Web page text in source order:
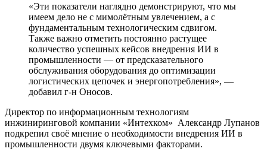
«Эти показатели наглядно демонстрируют, что мы
имеем дело не с мимолётным увлечением, а с
фундаментальным технологическим сдвигом.
Также важно отметить постоянно растущее
количество успешных кейсов внедрения ИИ в
промышленности — от предсказательного
обслуживания оборудования до оптимизации
логистических цепочек и энергопотребления», —
добавил г-н Оносов.
Директор по информационным технологиям
инжиниринговой компании «Интехком» Александр Лупанов
подкрепил своё мнение о необходимости внедрения ИИ в
промышленности двумя ключевыми факторами.